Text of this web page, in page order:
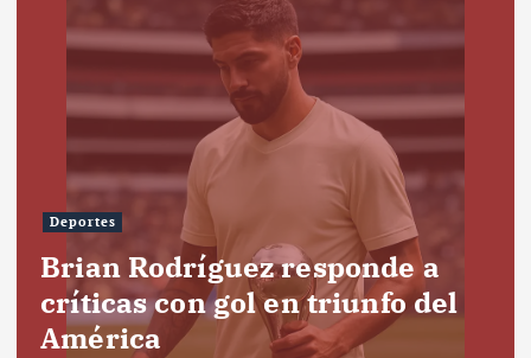
Deportes
Brian Rodríguez responde a
críticas con gol en triunfo del
América